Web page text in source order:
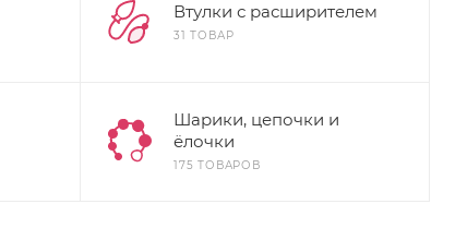
Втулки с расширителем
31 ТОВАР
Шарики, цепочки и
ёлочки
175 ТОВАРОВ